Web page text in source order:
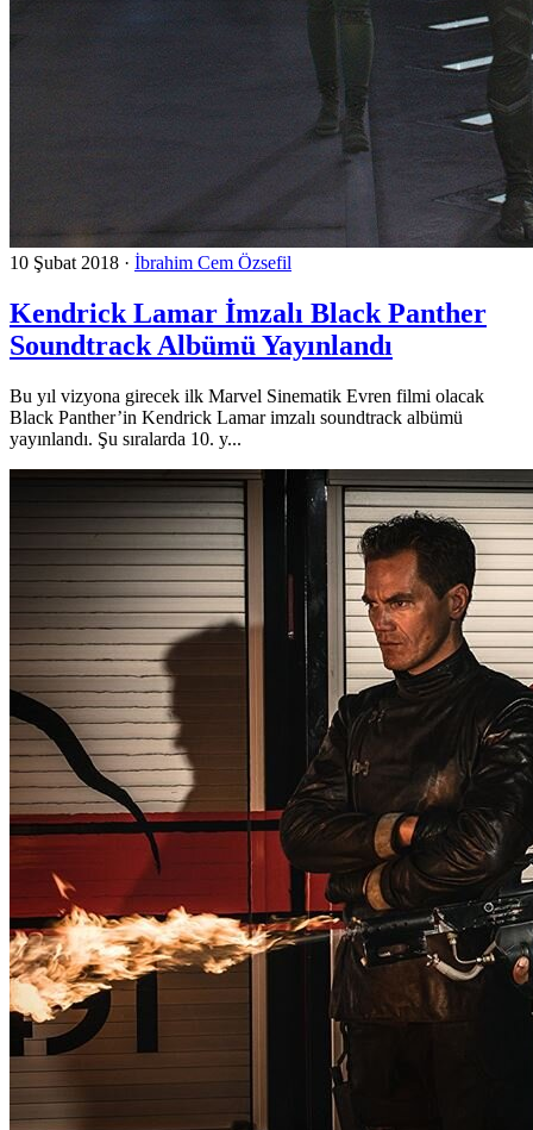
10 Şubat 2018 · İbrahim Cem Özsefil
Kendrick Lamar İmzalı Black Panther
Soundtrack Albümü Yayınlandı
Bu yıl vizyona girecek ilk Marvel Sinematik Evren filmi olacak
Black Panther’in Kendrick Lamar imzalı soundtrack albümü
yayınlandı. Şu sıralarda 10. y...